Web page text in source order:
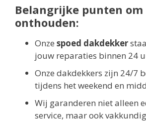
Belangrijke punten
onthouden:
Onze spoed dakdekker
jouw reparaties binnen 24
Onze dakdekkers zijn 24/7
tijdens het weekend en
Wij garanderen niet alleen
service, maar ook